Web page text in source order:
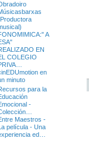
A
EN
COLEGIO
en
minuto
para la
-
Maestros -
película - Una
ed…